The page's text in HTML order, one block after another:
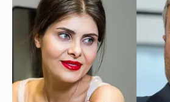
И снова невеста 357